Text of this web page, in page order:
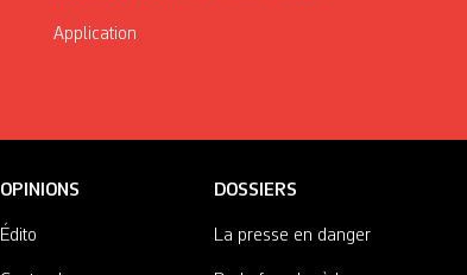
Application
OPINIONS
Édito
DOSSIERS
La presse en danger